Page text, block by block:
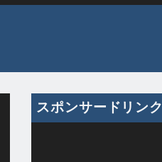
スポンサードリンク